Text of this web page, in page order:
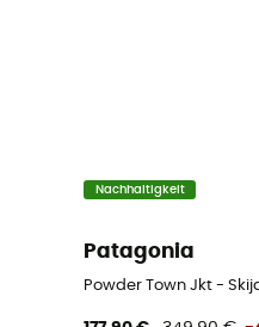
Nachhaltigkeit
Patagonia
Powder Town Jkt -